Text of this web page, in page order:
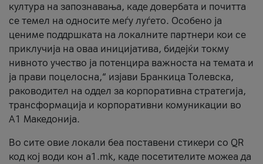
култура на запознавања, каде довербата и почитта
се темел на односите меѓу луѓето. Особено ја
цениме поддршката на локалните партнери кои се
приклучија на оваа иницијатива, бидејќи токму
нивното учество ја потенцира важноста на темата и
ја прави поцелосна,“ изјави Бранкица Толевска,
раководител на оддел за корпоративна стратегија,
трансформација и корпоративни комуникации во
А1 Македонија.
Во сите овие локали беа поставени стикери со QR
код кој води кон a1.mk, каде посетителите можеа да